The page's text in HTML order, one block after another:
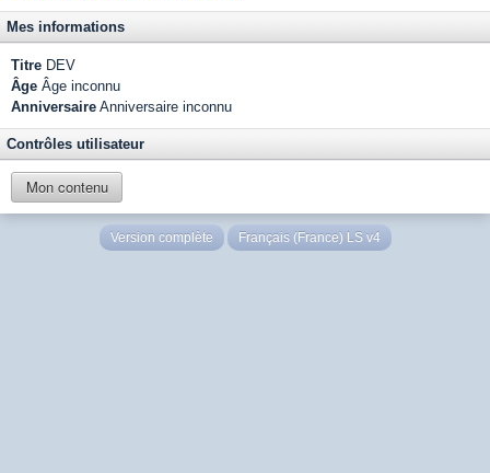
Mes informations
Titre DEV
Âge Âge inconnu
Anniversaire Anniversaire inconnu
Contrôles utilisateur
Mon contenu
Version complète Français (France) LS v4